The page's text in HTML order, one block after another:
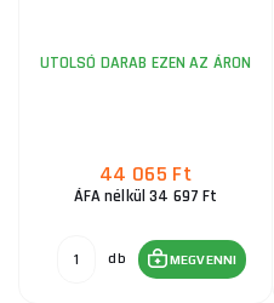
UTOLSÓ DARAB EZEN AZ ÁRON
44 065 Ft
ÁFA nélkül 34 697 Ft
db MEGVENNI